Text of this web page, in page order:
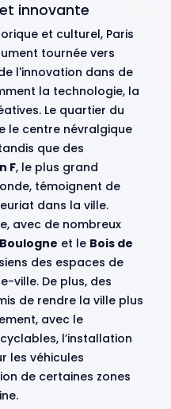
innovante
et culturel, Paris
tournée vers
l'innovation dans de
la technologie, la
Le quartier du
le centre névralgique
que des
F, le plus grand
témoignent de
dans la ville.
avec de nombreux
et le Bois de
des espaces de
ville. De plus, des
de rendre la ville plus
avec le
l’installation
les véhicules
de certaines zones